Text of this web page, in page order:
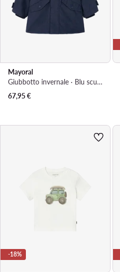
Mayoral
Giubbotto invernale · Blu scuro
67,95€
-18%